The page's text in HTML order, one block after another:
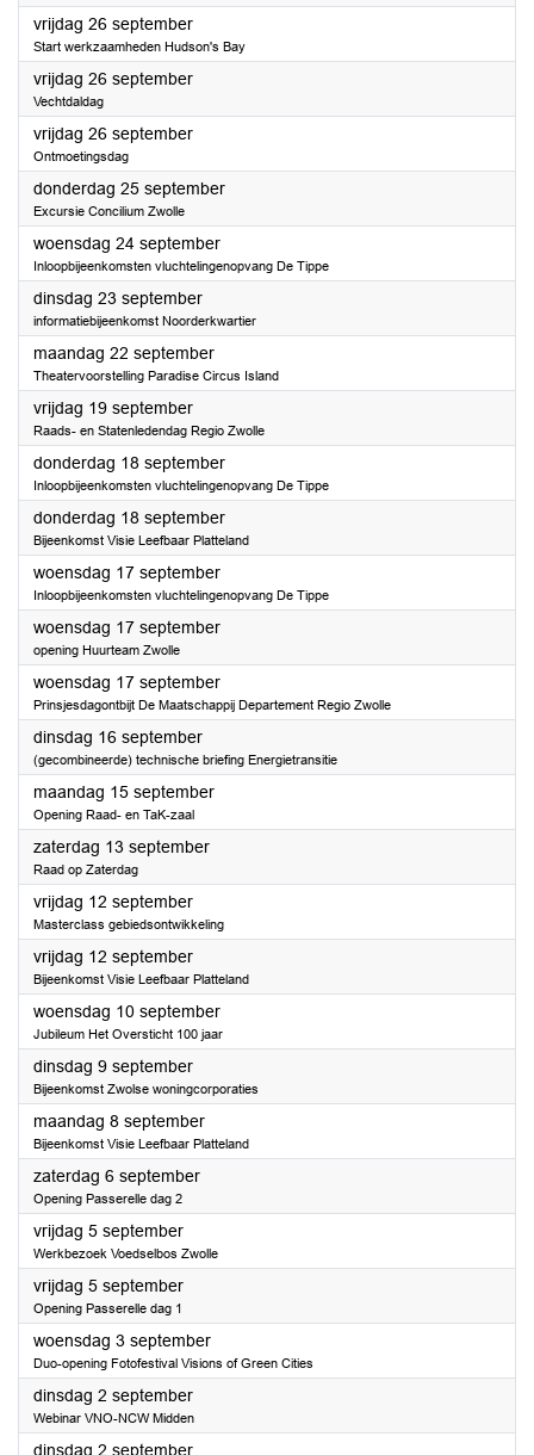
vrijdag 26 september2025
Start werkzaamheden Hudson's Bay
vrijdag 26 september2025
Vechtdaldag
vrijdag 26 september2025
Ontmoetingsdag
donderdag 25 september2025
Excursie Concilium Zwolle
woensdag 24 september2025
Inloopbijeenkomsten vluchtelingenopvang De Tippe
dinsdag 23 september2025
informatiebijeenkomst Noorderkwartier
maandag 22 september2025
Theatervoorstelling Paradise Circus Island
vrijdag 19 september2025
Raads- en Statenledendag Regio Zwolle
donderdag 18 september2025
Inloopbijeenkomsten vluchtelingenopvang De Tippe
donderdag 18 september2025
Bijeenkomst Visie Leefbaar Platteland
woensdag 17 september2025
Inloopbijeenkomsten vluchtelingenopvang De Tippe
woensdag 17 september2025
opening Huurteam Zwolle
woensdag 17 september2025
Prinsjesdagontbijt De Maatschappij Departement Regio Zwolle
dinsdag 16 september2025
(gecombineerde) technische briefing Energietransitie
maandag 15 september2025
Opening Raad- en TaK-zaal
zaterdag 13 september2025
Raad op Zaterdag
vrijdag 12 september2025
Masterclass gebiedsontwikkeling
vrijdag 12 september2025
Bijeenkomst Visie Leefbaar Platteland
woensdag 10 september2025
Jubileum Het Oversticht 100 jaar
dinsdag 9 september2025
Bijeenkomst Zwolse woningcorporaties
maandag 8 september2025
Bijeenkomst Visie Leefbaar Platteland
zaterdag 6 september2025
Opening Passerelle dag 2
vrijdag 5 september2025
Werkbezoek Voedselbos Zwolle
vrijdag 5 september2025
Opening Passerelle dag 1
woensdag 3 september2025
Duo-opening Fotofestival Visions of Green Cities
dinsdag 2 september2025
Webinar VNO-NCW Midden
dinsdag 2 september2025